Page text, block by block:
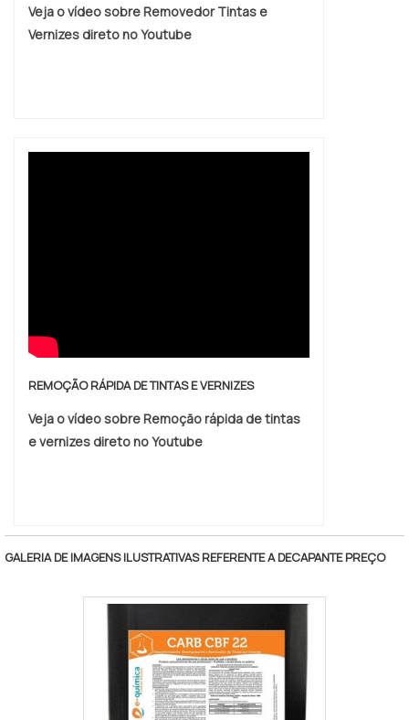
Veja o vídeo sobre Removedor Tintas e
Vernizes direto no Youtube
REMOÇÃO RÁPIDA DE TINTAS E VERNIZES
Veja o vídeo sobre Remoção rápida de tintas
e vernizes direto no Youtube
GALERIA DE IMAGENS ILUSTRATIVAS REFERENTE A DECAPANTE PREÇO